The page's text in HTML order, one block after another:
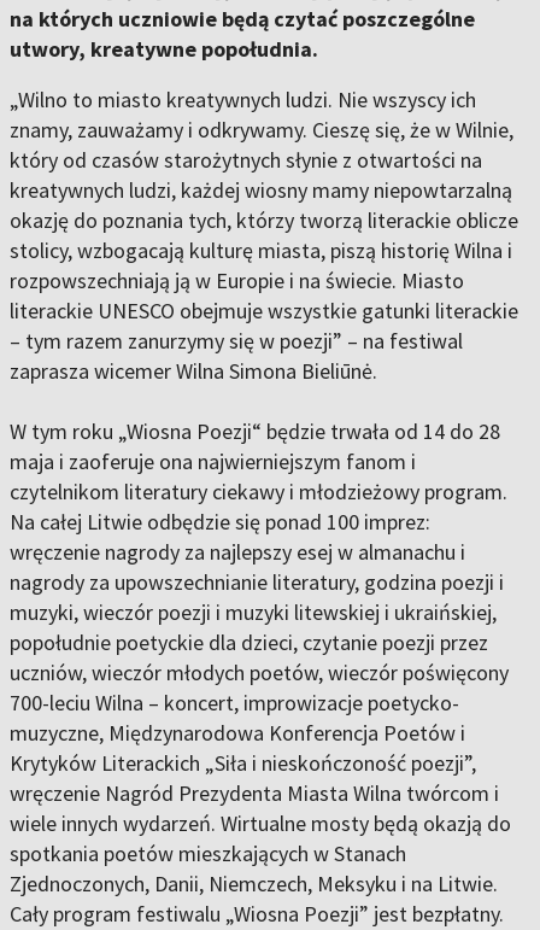
na których uczniowie będą czytać poszczególne
utwory, kreatywne popołudnia.
„Wilno to miasto kreatywnych ludzi. Nie wszyscy ich
znamy, zauważamy i odkrywamy. Cieszę się, że w Wilnie,
który od czasów starożytnych słynie z otwartości na
kreatywnych ludzi, każdej wiosny mamy niepowtarzalną
okazję do poznania tych, którzy tworzą literackie oblicze
stolicy, wzbogacają kulturę miasta, piszą historię Wilna i
rozpowszechniają ją w Europie i na świecie. Miasto
literackie UNESCO obejmuje wszystkie gatunki literackie
– tym razem zanurzymy się w poezji” – na festiwal
zaprasza wicemer Wilna Simona Bieliūnė.
W tym roku „Wiosna Poezji“ będzie trwała od 14 do 28
maja i zaoferuje ona najwierniejszym fanom i
czytelnikom literatury ciekawy i młodzieżowy program.
Na całej Litwie odbędzie się ponad 100 imprez:
wręczenie nagrody za najlepszy esej w almanachu i
nagrody za upowszechnianie literatury, godzina poezji i
muzyki, wieczór poezji i muzyki litewskiej i ukraińskiej,
popołudnie poetyckie dla dzieci, czytanie poezji przez
uczniów, wieczór młodych poetów, wieczór poświęcony
700-leciu Wilna – koncert, improwizacje poetycko-
muzyczne, Międzynarodowa Konferencja Poetów i
Krytyków Literackich „Siła i nieskończoność poezji”,
wręczenie Nagród Prezydenta Miasta Wilna twórcom i
wiele innych wydarzeń. Wirtualne mosty będą okazją do
spotkania poetów mieszkających w Stanach
Zjednoczonych, Danii, Niemczech, Meksyku i na Litwie.
Cały program festiwalu „Wiosna Poezji” jest bezpłatny.